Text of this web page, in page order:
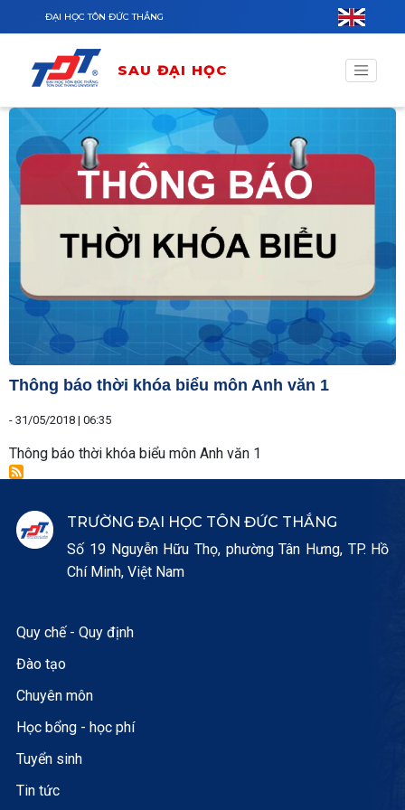
Nhảy đến nội dung
ĐẠI HỌC TÔN ĐỨC THẮNG
SAU ĐẠI HỌC
Thông báo thời khóa biểu môn Anh văn 1
- 31/05/2018 | 06:35
Thông báo thời khóa biểu môn Anh văn 1
TRƯỜNG ĐẠI HỌC TÔN ĐỨC THẮNG
Số 19 Nguyễn Hữu Thọ, phường Tân Hưng, TP. Hồ
Chí Minh, Việt Nam
Quy chế - Quy định
Đào tạo
Chuyên môn
Học bổng - học phí
Tuyển sinh
Tin tức